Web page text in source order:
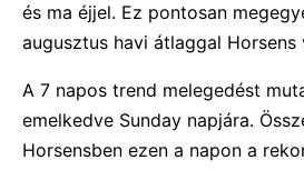
és ma éjjel. Ez pontosan
augusztus havi átlaggal Horsens
A 7 napos trend melegedést
emelkedve Sunday napjára.
Horsensben ezen a napon a